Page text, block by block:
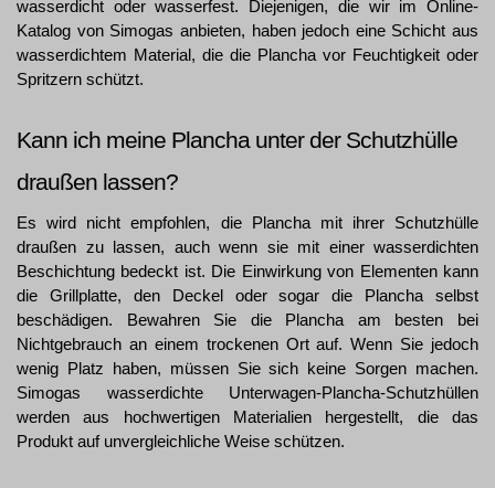
wasserdicht oder wasserfest. Diejenigen, die wir im Online-
Katalog von Simogas anbieten, haben jedoch eine Schicht aus
wasserdichtem Material, die die Plancha vor Feuchtigkeit oder
Spritzern schützt.
Kann ich meine Plancha unter der Schutzhülle
draußen lassen?
Es wird nicht empfohlen, die Plancha mit ihrer Schutzhülle
draußen zu lassen, auch wenn sie mit einer wasserdichten
Beschichtung bedeckt ist. Die Einwirkung von Elementen kann
die Grillplatte, den Deckel oder sogar die Plancha selbst
beschädigen. Bewahren Sie die Plancha am besten bei
Nichtgebrauch an einem trockenen Ort auf. Wenn Sie jedoch
wenig Platz haben, müssen Sie sich keine Sorgen machen.
Simogas wasserdichte Unterwagen-Plancha-Schutzhüllen
werden aus hochwertigen Materialien hergestellt, die das
Produkt auf unvergleichliche Weise schützen.